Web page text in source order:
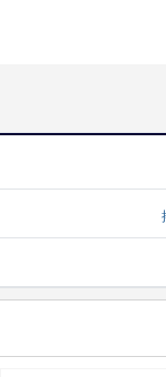
就活ノウハウ
就活ノウハウが